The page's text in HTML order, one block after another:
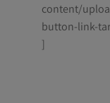
content/
button-link-
]